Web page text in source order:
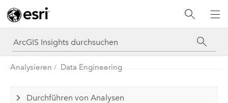
Analysieren Data Engineering
Durchführen von Analysen